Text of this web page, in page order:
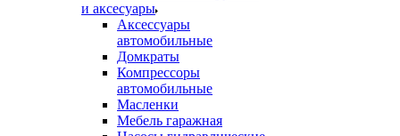
и аксесуары
Аксессуары
автомобильные
Домкраты
Компрессоры
автомобильные
Масленки
Мебель гаражная